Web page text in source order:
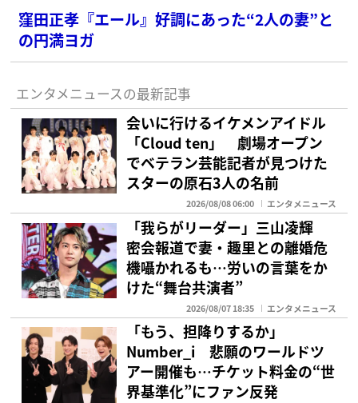
窪田正孝『エール』好調にあった“2人の妻”と
の円満ヨガ
エンタメニュースの最新記事
会いに行けるイケメンアイドル
「Cloud ten」 劇場オープン
でベテラン芸能記者が見つけた
スターの原石3人の名前
2026/08/08 06:00 エンタメニュース
「我らがリーダー」三山凌輝
密会報道で妻・趣里との離婚危
機囁かれるも…労いの言葉をか
けた“舞台共演者”
2026/08/07 18:35 エンタメニュース
「もう、担降りするか」
Number_i 悲願のワールドツ
アー開催も…チケット料金の“世
界基準化”にファン反発